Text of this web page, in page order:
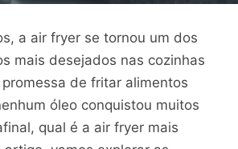
a air fryer se tornou um dos
mais desejados nas cozinhas
de fritar alimentos
óleo conquistou muitos
qual é a air fryer mais